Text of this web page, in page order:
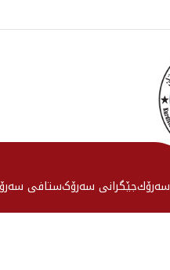
سەرۆكجێگرانی سه‌رۆکستافی